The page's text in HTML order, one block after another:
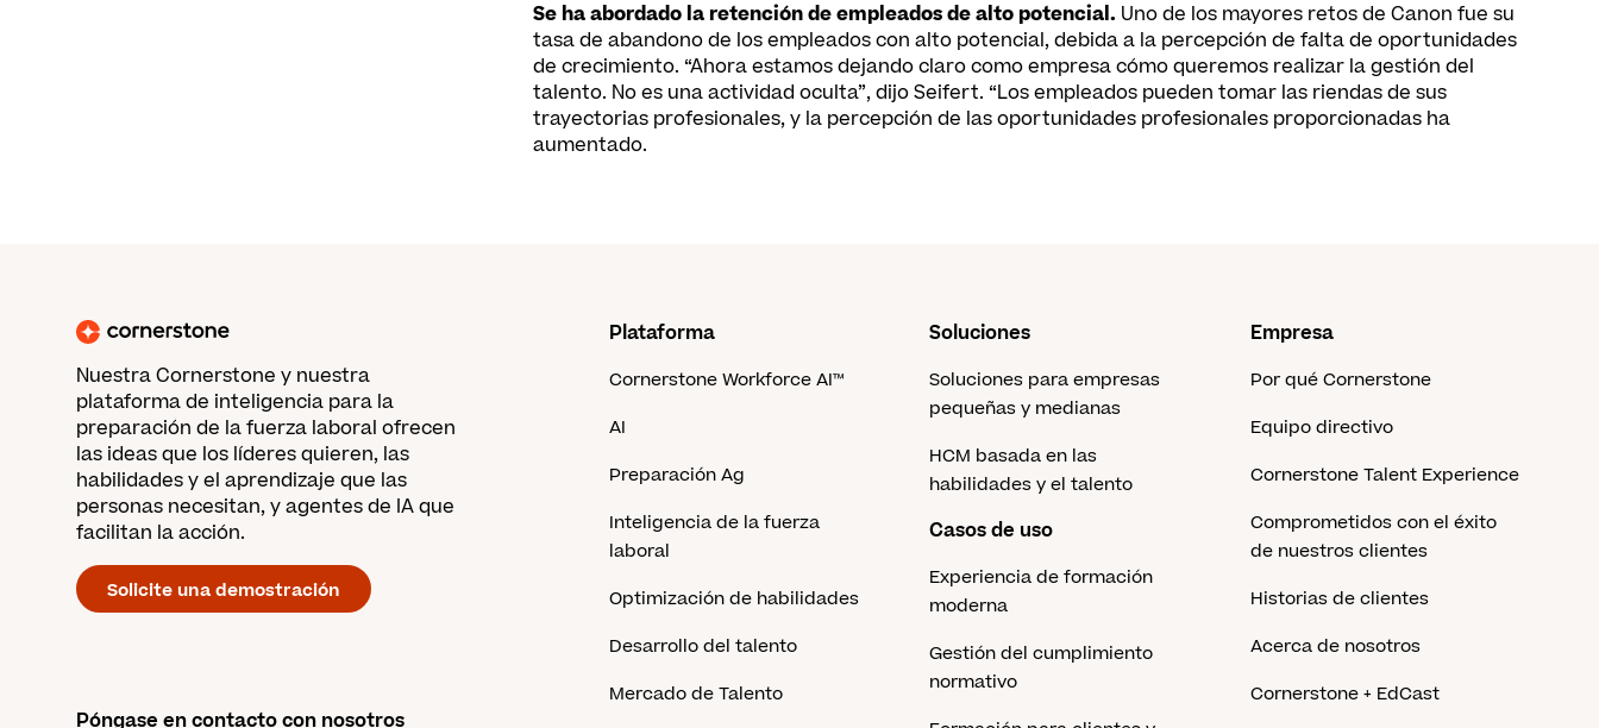
Se ha abordado la retención de empleados de alto potencial. Uno de los mayores retos de Canon fue su
tasa de abandono de los empleados con alto potencial, debida a la percepción de falta de oportunidades
de crecimiento. “Ahora estamos dejando claro como empresa cómo queremos realizar la gestión del
talento. No es una actividad oculta”, dijo Seifert. “Los empleados pueden tomar las riendas de sus
trayectorias profesionales, y la percepción de las oportunidades profesionales proporcionadas ha
aumentado.
Nuestra Cornerstone y nuestra
plataforma de inteligencia para la
preparación de la fuerza laboral ofrecen
las ideas que los líderes quieren, las
habilidades y el aprendizaje que las
personas necesitan, y agentes de IA que
facilitan la acción.
Solicite una demostración
Póngase en contacto con nosotros
Plataforma
Cornerstone Workforce AI™
AI
Preparación Ag
Inteligencia de la fuerza
laboral
Optimización de habilidades
Desarrollo del talento
Mercado de Talento
Soluciones
Soluciones para empresas
pequeñas y medianas
HCM basada en las
habilidades y el talento
Casos de uso
Experiencia de formación
moderna
Gestión del cumplimiento
normativo
Empresa
Por qué Cornerstone
Equipo directivo
Cornerstone Talent Experience
Comprometidos con el éxito
de nuestros clientes
Historias de clientes
Acerca de nosotros
Cornerstone + EdCast